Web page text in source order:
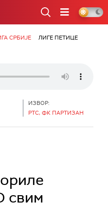
СРБИЈЕ
ЛИГЕ ПЕТИЦЕ
ИЗВОР:
РТС, ФК ПАРТИЗАН
свим